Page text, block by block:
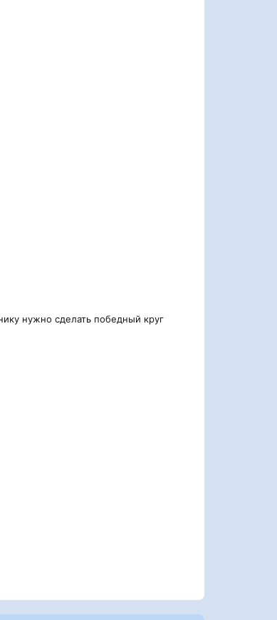
нужно сделать победный круг